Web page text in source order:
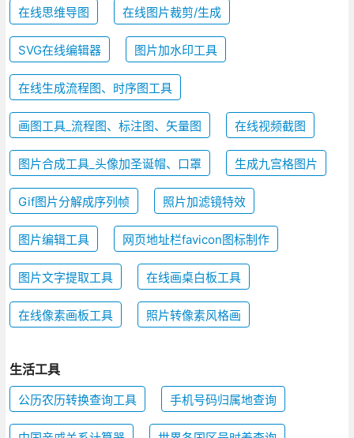
在线思维导图 在线图片裁剪/生成
SVG在线编辑器 图片加水印工具
在线生成流程图、时序图工具
画图工具_流程图、标注图、矢量图 在线视频截图
图片合成工具_头像加圣诞帽、口罩 生成九宫格图片
Gif图片分解成序列帧 照片加滤镜特效
图片编辑工具 网页地址栏favicon图标制作
图片文字提取工具 在线画桌白板工具
在线像素画板工具 照片转像素风格画
生活工具
公历农历转换查询工具 手机号码归属地查询